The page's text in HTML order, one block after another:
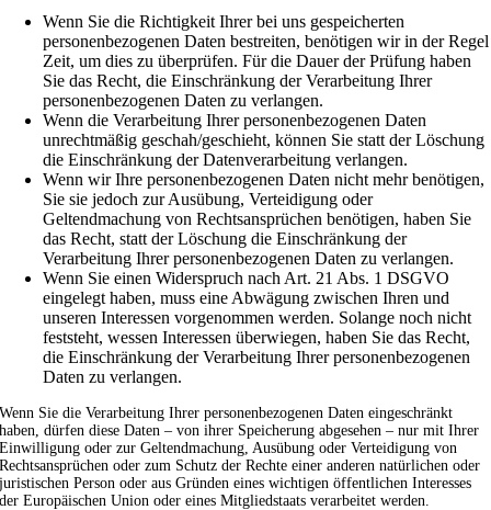
Wenn Sie die Richtigkeit Ihrer bei uns gespeicherten
personenbezogenen Daten bestreiten, benötigen wir in der Regel
Zeit, um dies zu überprüfen. Für die Dauer der Prüfung haben
Sie das Recht, die Einschränkung der Verarbeitung Ihrer
personenbezogenen Daten zu verlangen.
Wenn die Verarbeitung Ihrer personenbezogenen Daten
unrechtmäßig geschah/geschieht, können Sie statt der Löschung
die Einschränkung der Datenverarbeitung verlangen.
Wenn wir Ihre personenbezogenen Daten nicht mehr benötigen,
Sie sie jedoch zur Ausübung, Verteidigung oder
Geltendmachung von Rechtsansprüchen benötigen, haben Sie
das Recht, statt der Löschung die Einschränkung der
Verarbeitung Ihrer personenbezogenen Daten zu verlangen.
Wenn Sie einen Widerspruch nach Art. 21 Abs. 1 DSGVO
eingelegt haben, muss eine Abwägung zwischen Ihren und
unseren Interessen vorgenommen werden. Solange noch nicht
feststeht, wessen Interessen überwiegen, haben Sie das Recht,
die Einschränkung der Verarbeitung Ihrer personenbezogenen
Daten zu verlangen.
Wenn Sie die Verarbeitung Ihrer personenbezogenen Daten eingeschränkt
haben, dürfen diese Daten – von ihrer Speicherung abgesehen – nur mit Ihrer
Einwilligung oder zur Geltendmachung, Ausübung oder Verteidigung von
Rechtsansprüchen oder zum Schutz der Rechte einer anderen natürlichen oder
juristischen Person oder aus Gründen eines wichtigen öffentlichen Interesses
der Europäischen Union oder eines Mitgliedstaats verarbeitet werden.